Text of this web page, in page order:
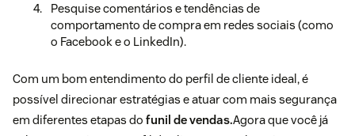
Pesquise comentários e tendências de
comportamento de compra em redes sociais (como
o Facebook e o LinkedIn).
Com um bom entendimento do perfil de cliente ideal, é
possível direcionar estratégias e atuar com mais segurança
em diferentes etapas do funil de vendas.Agora que você já